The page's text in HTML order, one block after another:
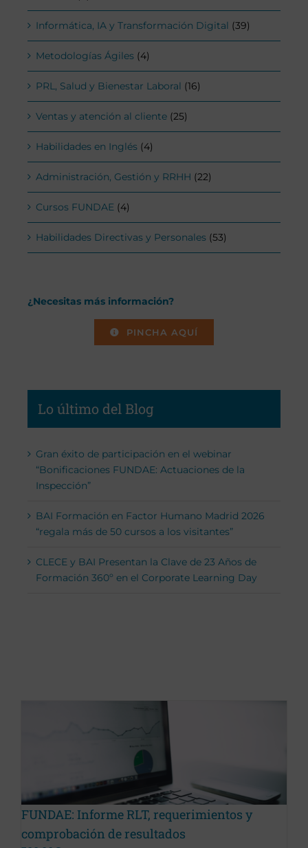
FUNDAE: Informe RLT, requerimientos y
comprobación de resultados
Informática, IA y Transformación Digital (39)
Metodologías Ágiles (4)
PRL, Salud y Bienestar Laboral (16)
Ventas y atención al cliente (25)
Habilidades en Inglés (4)
Administración, Gestión y RRHH (22)
Cursos FUNDAE (4)
Habilidades Directivas y Personales (53)
¿Necesitas más información?
PINCHA AQUÍ
Lo último del Blog
Gran éxito de participación en el webinar
“Bonificaciones FUNDAE: Actuaciones de la
Inspección”
BAI Formación en Factor Humano Madrid 2026
“regala más de 50 cursos a los visitantes”
CLECE y BAI Presentan la Clave de 23 Años de
Formación 360º en el Corporate Learning Day